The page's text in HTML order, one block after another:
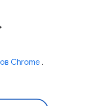
Chrome .